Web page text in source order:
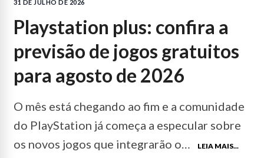
31 DE JULHO DE 2026
playstation plus: confira a
previsão de jogos gratuitos
para agosto de 2026
O mês está chegando ao fim e a comunidade
do PlayStation já começa a especular sobre
os novos jogos que integrarão o…
LEIA MAIS...